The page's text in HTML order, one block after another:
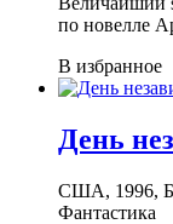
по новелле
В избранное
День
США, 1996,
Фантастика